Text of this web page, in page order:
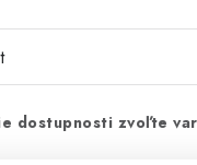
dostupnosti zvoľte